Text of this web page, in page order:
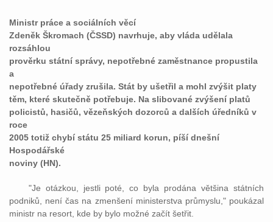
Ministr práce a sociálních věcí
Zdeněk Škromach (ČSSD) navrhuje, aby vláda udělala
rozsáhlou
prověrku státní správy, nepotřebné zaměstnance propustila
a
nepotřebné úřady zrušila. Stát by ušetřil a mohl zvýšit platy
těm, které skutečně potřebuje. Na slibované zvýšení platů
policistů, hasičů, vězeňských dozorců a dalších úředníků v
roce
2005 totiž chybí státu 25 miliard korun, píší dnešní
Hospodářské
noviny (HN).
"Je otázkou, jestli poté, co byla prodána většina státních
podniků, není čas na zmenšení ministerstva průmyslu," poukázal
ministr na resort, kde by bylo možné začít šetřit.